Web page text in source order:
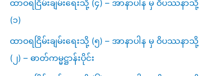
ထာဝရငြိမ်းချမ်းရေးသို့ (၄) – အာနာပါန မှ ဝိပဿနာသို့
(၁)
ထာဝရငြိမ်းချမ်းရေးသို့ (၅) – အာနာပါန မှ ဝိပဿနာသို့
(၂) – ဓာတ်ကမ္မဋ္ဌာန်းပိုင်း